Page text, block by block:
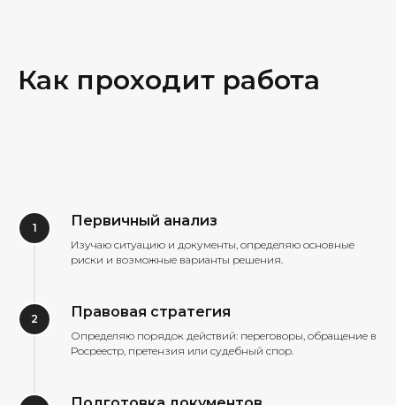
Как проходит работа
Первичный анализ
Изучаю ситуацию и документы, определяю основные
риски и возможные варианты решения.
Правовая стратегия
Определяю порядок действий: переговоры, обращение в
Росреестр, претензия или судебный спор.